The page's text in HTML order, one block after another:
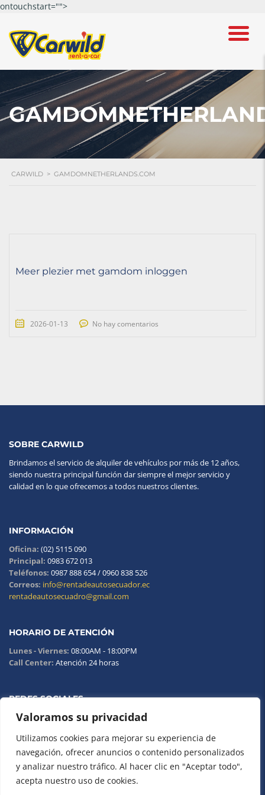
Valoramos su privacidad
Utilizamos cookies para mejorar su experiencia de
navegación, ofrecer anuncios o contenido personalizados
y analizar nuestro tráfico. Al hacer clic en "Aceptar todo",
acepta nuestro uso de cookies.
ontouchstart="">
CARWILD > GAMDOMNETHERLANDS.COM
Meer plezier met gamdom inloggen
2026-01-13 No hay comentarios
SOBRE CARWILD
Brindamos el servicio de alquiler de vehículos por más de 12 años,
siendo nuestra principal función dar siempre el mejor servicio y
calidad en lo que ofrecemos a todos nuestros clientes.
INFORMACIÓN
Oficina: (02) 5115 090
Principal: 0983 672 013
Teléfonos: 0987 888 654 / 0960 838 526
Correos: info@rentadeautosecuador.ec
rentadeautosecuadro@gmail.com
HORARIO DE ATENCIÓN
Lunes - Viernes: 08:00AM - 18:00PM
Call Center: Atención 24 horas
REDES SOCIALES